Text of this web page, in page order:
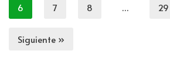
6 7 8 … 29
Siguiente »